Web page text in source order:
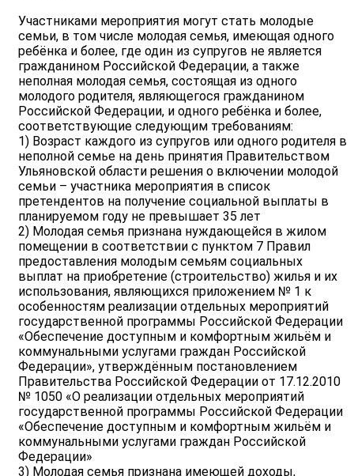
Участниками мероприятия могут стать молодые
семьи, в том числе молодая семья, имеющая одного
ребёнка и более, где один из супругов не является
гражданином Российской Федерации, а также
неполная молодая семья, состоящая из одного
молодого родителя, являющегося гражданином
Российской Федерации, и одного ребёнка и более,
соответствующие следующим требованиям:
1) Возраст каждого из супругов или одного родителя в
неполной семье на день принятия Правительством
Ульяновской области решения о включении молодой
семьи – участника мероприятия в список
претендентов на получение социальной выплаты в
планируемом году не превышает 35 лет
2) Молодая семья признана нуждающейся в жилом
помещении в соответствии с пунктом 7 Правил
предоставления молодым семьям социальных
выплат на приобретение (строительство) жилья и их
использования, являющихся приложением № 1 к
особенностям реализации отдельных мероприятий
государственной программы Российской Федерации
«Обеспечение доступным и комфортным жильём и
коммунальными услугами граждан Российской
Федерации», утверждённым постановлением
Правительства Российской Федерации от 17.12.2010
№ 1050 «О реализации отдельных мероприятий
государственной программы Российской Федерации
«Обеспечение доступным и комфортным жильём и
коммунальными услугами граждан Российской
Федерации»
3) Молодая семья признана имеющей доходы,